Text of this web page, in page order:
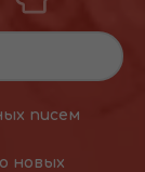
писем
новых